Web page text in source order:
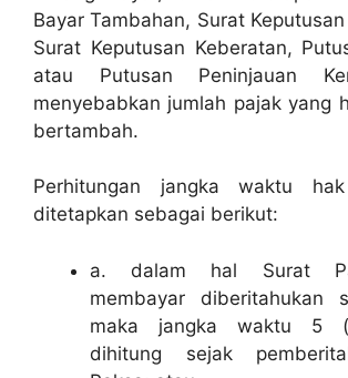
Bayar Tambahan, Surat
Surat Keputusan Keberatan,
atau Putusan Peninjauan
menyebabkan jumlah pajak yang
bertambah.
Perhitungan jangka waktu
ditetapkan sebagai berikut:
a. dalam hal Surat
membayar diberitahukan
maka jangka waktu 5
dihitung sejak